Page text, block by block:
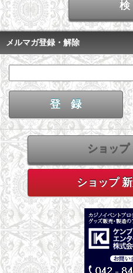
メルマガ登録・解除
ショップ
ショップ